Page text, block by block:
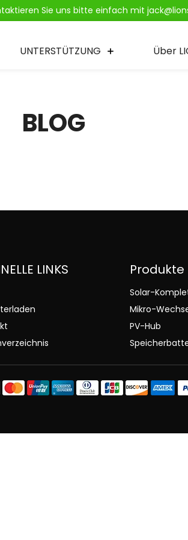
Sie uns bitte einfach mit
UNTERSTÜTZUNG Über
BLOG
LINKS Produkte
Solar-
Mikro-
PV-Hub